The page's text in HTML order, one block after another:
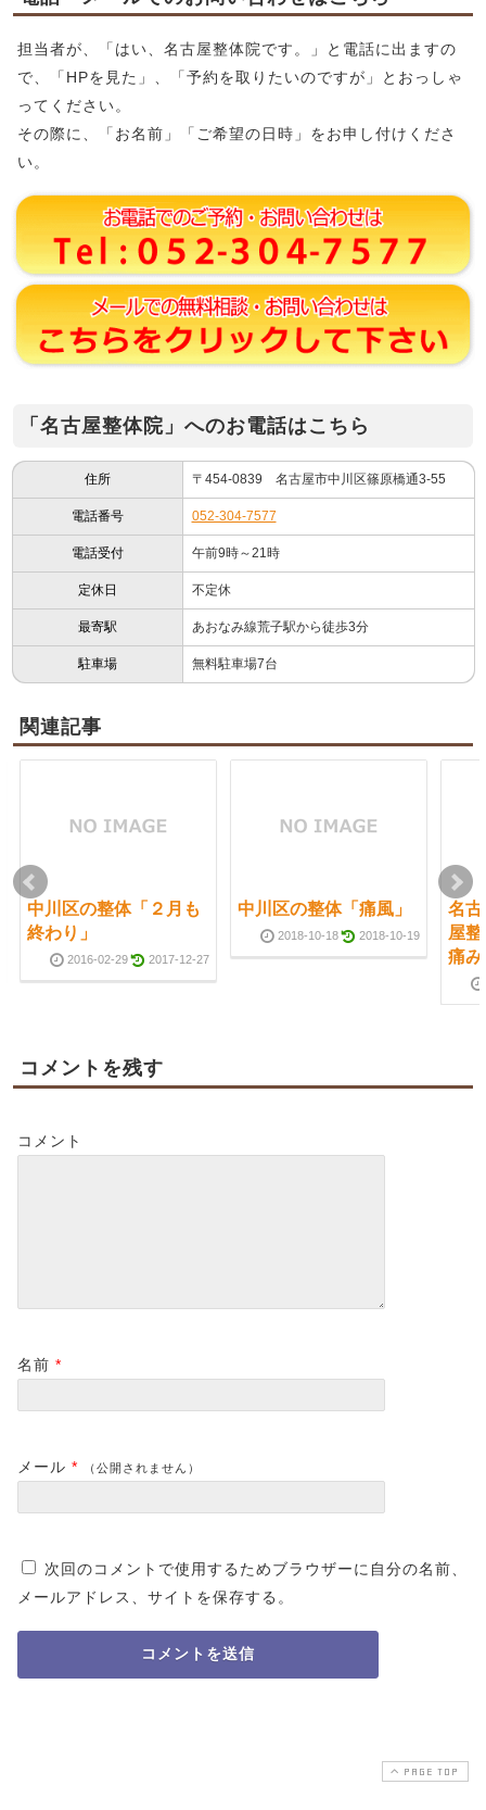
担当者が、「はい、名古屋整体院です。」と電話に出ますの
で、「HPを見た」、「予約を取りたいのですが」とおっしゃ
ってください。
その際に、「お名前」「ご希望の日時」をお申し付けくださ
い。
「名古屋整体院」へのお電話はこちら
住所 〒454-0839 名古屋市中川区篠原橋通3-55
電話番号 052-304-7577
電話受付 午前9時～21時
定休日 不定休
最寄駅 あおなみ線荒子駅から徒歩3分
駐車場 無料駐車場7台
関連記事
中川区の整体「２月も
終わり」
2016-02-29 2017-12-27
中川区の整体「痛風」
2018-10-18 2018-10-19
名
屋
痛
コメントを残す
コメント
名前 *
メール * （公開されません）
次回のコメントで使用するためブラウザーに自分の名前、
メールアドレス、サイトを保存する。
PAGE TOP